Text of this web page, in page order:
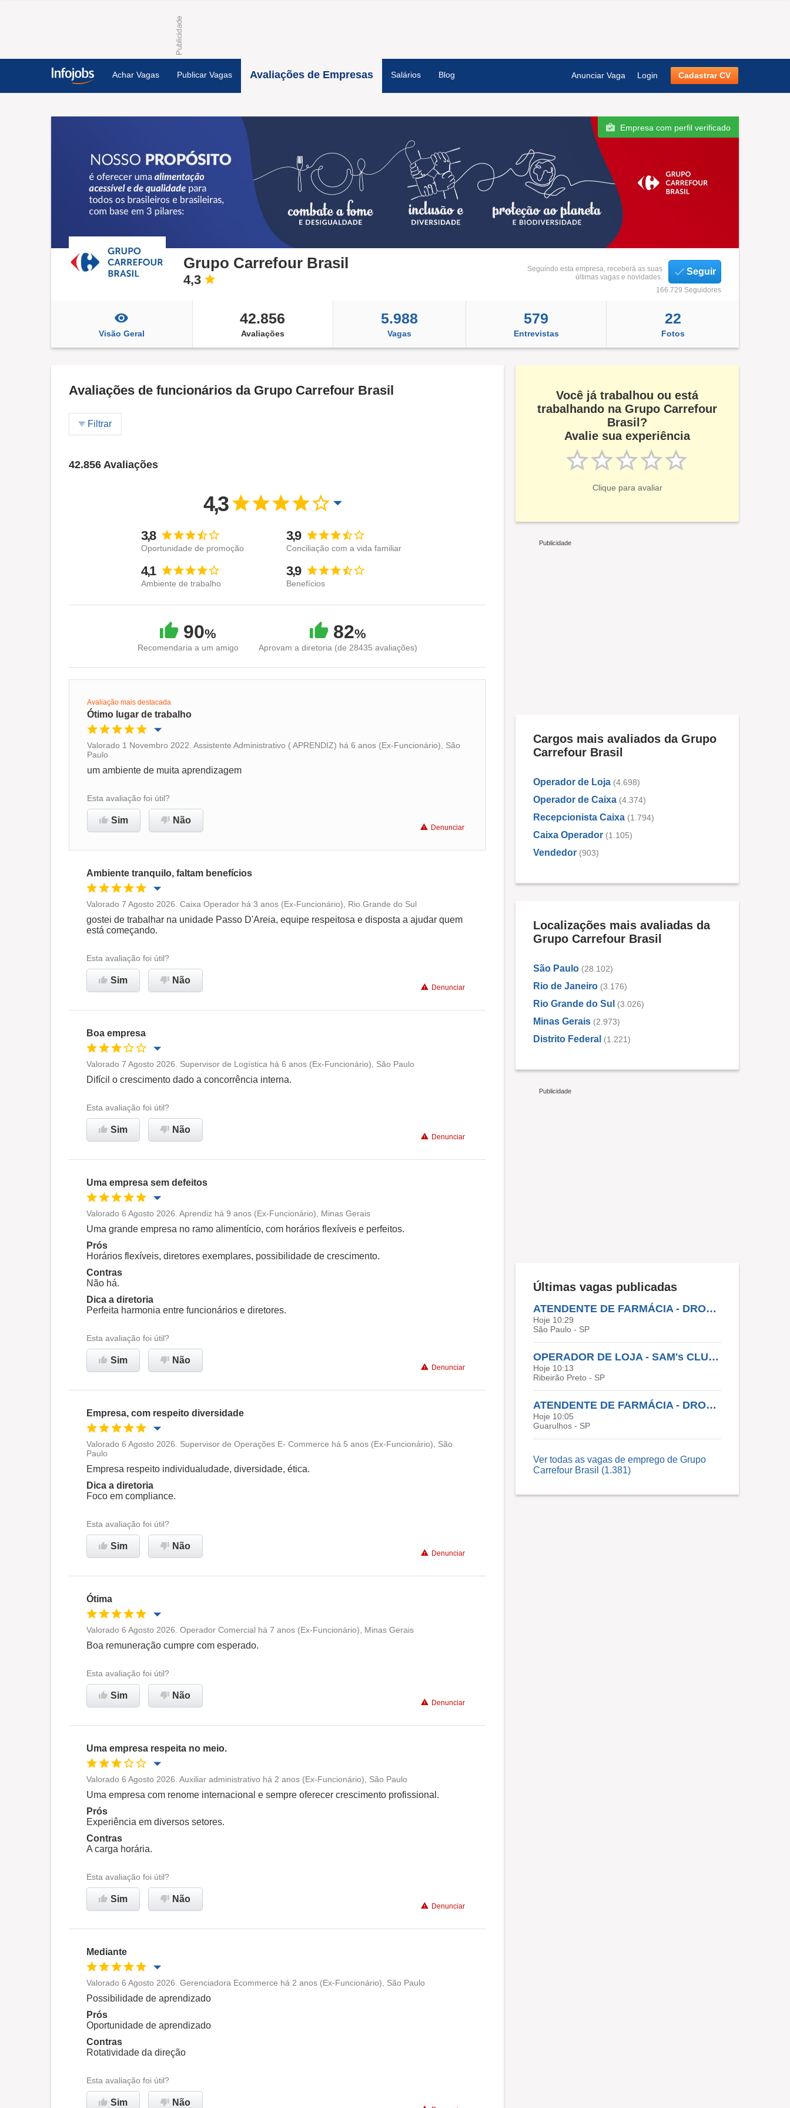
Achar Vagas Publicar Vagas Avaliações de Empresas Salários Blog Anunciar Vaga Login Cadastrar CV
Empresa com perfil verificado
Grupo Carrefour Brasil
4,3
Seguindo esta empresa, receberá as suas
últimas vagas e novidades.
Seguir
166.729 Seguidores
Visão Geral
42.856
Avaliações
5.988
Vagas
579
Entrevistas
22
Fotos
Avaliações de funcionários da Grupo Carrefour Brasil
Filtrar
42.856 Avaliações
4,3
3,8
Oportunidade de promoção
3,9
Conciliação com a vida familiar
4,1
Ambiente de trabalho
3,9
Benefícios
90%
Recomendaria a um amigo
82%
Aprovam a diretoria (de 28435 avaliações)
Avaliação mais destacada
Ótimo lugar de trabalho
Oportunidade de promoção
Recomenda esta empresa
Valorado 1 Novembro 2022. Assistente Administrativo ( APRENDIZ) há 6 anos (Ex-Funcionário), São
Paulo
um ambiente de muita aprendizagem
Esta avaliação foi útil?
Sim Não
Denunciar
Ambiente tranquilo, faltam benefícios
Oportunidade de promoção Conciliação com a vida familiar
Recomenda esta empresa
Valorado 7 Agosto 2026. Caixa Operador há 3 anos (Ex-Funcionário), Rio Grande do Sul
gostei de trabalhar na unidade Passo D'Areia, equipe respeitosa e disposta a ajudar quem
está começando.
Esta avaliação foi útil?
Sim Não
Denunciar
Boa empresa
Oportunidade de promoção
Ambiente de trabalho
Conciliação com a vida familiar
Não recomenda esta
Valorado 7 Agosto 2026. Supervisor de Logística há 6 anos (Ex-Funcionário), São Paulo
Difícil o crescimento dado a concorrência interna.
Esta avaliação foi útil?
Sim Não
Denunciar
Uma empresa sem defeitos
Oportunidade de promoção
Ambiente de trabalho
Conciliação com a vida familiar
Benefícios
Recomenda esta empresa
Valorado 6 Agosto 2026. Aprendiz há 9 anos (Ex-Funcionário), Minas Gerais
Uma grande empresa no ramo alimentício, com horários flexíveis e perfeitos.
Prós
Horários flexíveis, diretores exemplares, possibilidade de crescimento.
Contras
Não há.
Dica a diretoria
Perfeita harmonia entre funcionários e diretores.
Esta avaliação foi útil?
Sim Não
Denunciar
Empresa, com respeito diversidade
Oportunidade de promoção
Ambiente de trabalho
Recomenda esta empresa
Valorado 6 Agosto 2026. Supervisor de Operações E- Commerce há 5 anos (Ex-Funcionário), São
Paulo
Empresa respeito individualudade, diversidade, ética.
Dica a diretoria
Foco em compliance.
Esta avaliação foi útil?
Sim Não
Denunciar
Ótima
Oportunidade de promoção
Ambiente de trabalho
Recomenda esta empresa
Valorado 6 Agosto 2026. Operador Comercial há 7 anos (Ex-Funcionário), Minas Gerais
Boa remuneração cumpre com esperado.
Esta avaliação foi útil?
Sim Não
Denunciar
Uma empresa respeita no meio.
Oportunidade de promoção
Ambiente de trabalho
Conciliação com a vida familiar
Não recomenda esta
Valorado 6 Agosto 2026. Auxiliar administrativo há 2 anos (Ex-Funcionário), São Paulo
Uma empresa com renome internacional e sempre oferecer crescimento profissional.
Prós
Experiência em diversos setores.
Contras
A carga horária.
Esta avaliação foi útil?
Sim Não
Denunciar
Mediante
Oportunidade de promoção
Ambiente de trabalho
Não recomenda esta
Valorado 6 Agosto 2026. Gerenciadora Ecommerce há 2 anos (Ex-Funcionário), São Paulo
Possibilidade de aprendizado
Prós
Oportunidade de aprendizado
Contras
Rotatividade da direção
Esta avaliação foi útil?
Sim Não
Você já trabalhou ou está
trabalhando na Grupo Carrefour
Brasil?
Avalie sua experiência
Clique para avaliar
Cargos mais avaliados da Grupo
Carrefour Brasil
Operador de Loja (4.698)
Operador de Caixa (4.374)
Recepcionista Caixa (1.794)
Caixa Operador (1.105)
Vendedor (903)
Localizações mais avaliadas da
Grupo Carrefour Brasil
São Paulo (28.102)
Rio de Janeiro (3.176)
Rio Grande do Sul (3.026)
Minas Gerais (2.973)
Distrito Federal (1.221)
Últimas vagas publicadas
ATENDENTE DE FARMÁCIA - DROGARIA CARREFOUR - BUTANTA
Hoje 10:29
São Paulo - SP
OPERADOR DE LOJA - SAM's CLUB - SAMS CLUB RIBEIRÃO PRETO
Hoje 10:13
Ribeirão Preto - SP
ATENDENTE DE FARMÁCIA - DROGARIA CARREFOUR GUARULHOS
Hoje 10:05
Guarulhos - SP
Ver todas as vagas de emprego de Grupo
Carrefour Brasil (1.381)